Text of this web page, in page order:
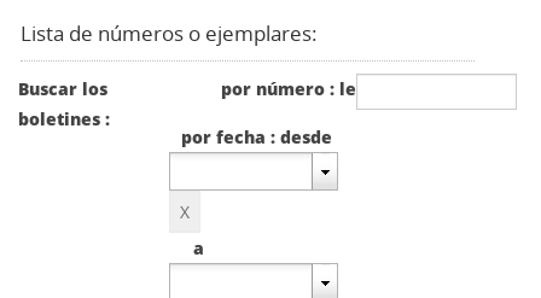
Lista de números o ejemplares:
Buscar los
boletines :
por número : le
por fecha : desde
a